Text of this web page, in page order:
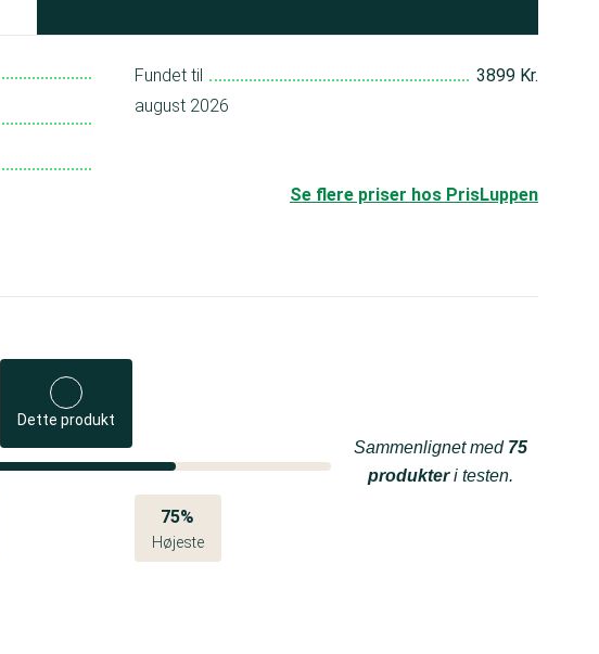
Fundet til
3899 Kr.
august 2026
Se flere priser hos PrisLuppen
Dette produkt
75%
Højeste
Sammenlignet med 75
produkteri testen.